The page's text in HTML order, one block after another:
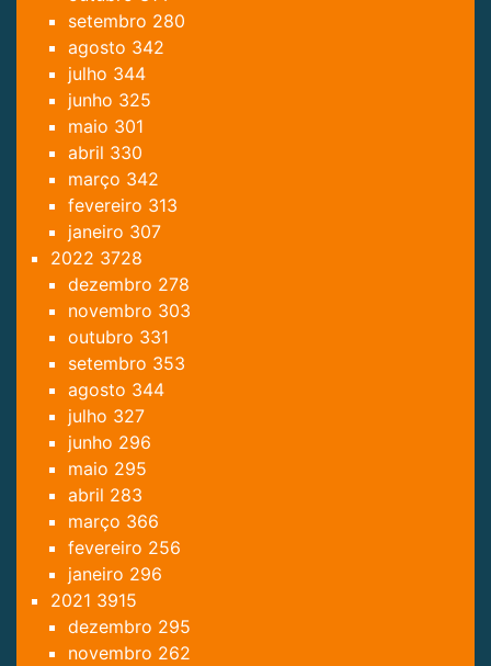
setembro 280
agosto 342
julho 344
junho 325
maio 301
abril 330
março 342
fevereiro 313
janeiro 307
2022 3728
dezembro 278
novembro 303
outubro 331
setembro 353
agosto 344
julho 327
junho 296
maio 295
abril 283
março 366
fevereiro 256
janeiro 296
2021 3915
dezembro 295
novembro 262